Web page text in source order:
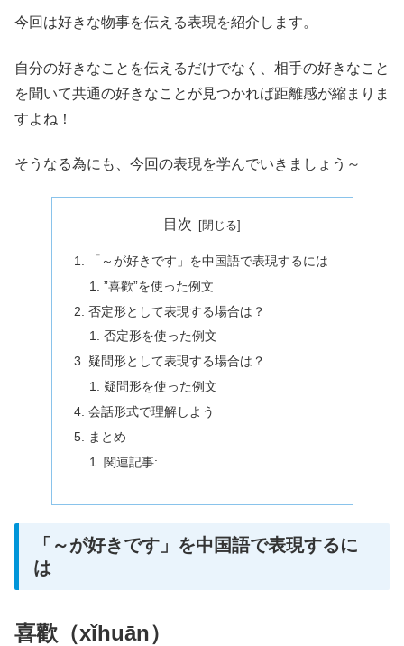
今回は好きな物事を伝える表現を紹介します。
自分の好きなことを伝えるだけでなく、相手の好きなこと
を聞いて共通の好きなことが見つかれば距離感が縮まりま
すよね！
そうなる為にも、今回の表現を学んでいきましょう～
目次
「～が好きです」を中国語で表現するには
”喜歡”を使った例文
否定形として表現する場合は？
否定形を使った例文
疑問形として表現する場合は？
疑問形を使った例文
会話形式で理解しよう
まとめ
関連記事:
「～が好きです」を中国語で表現するに
は
喜歡（xǐhuān）